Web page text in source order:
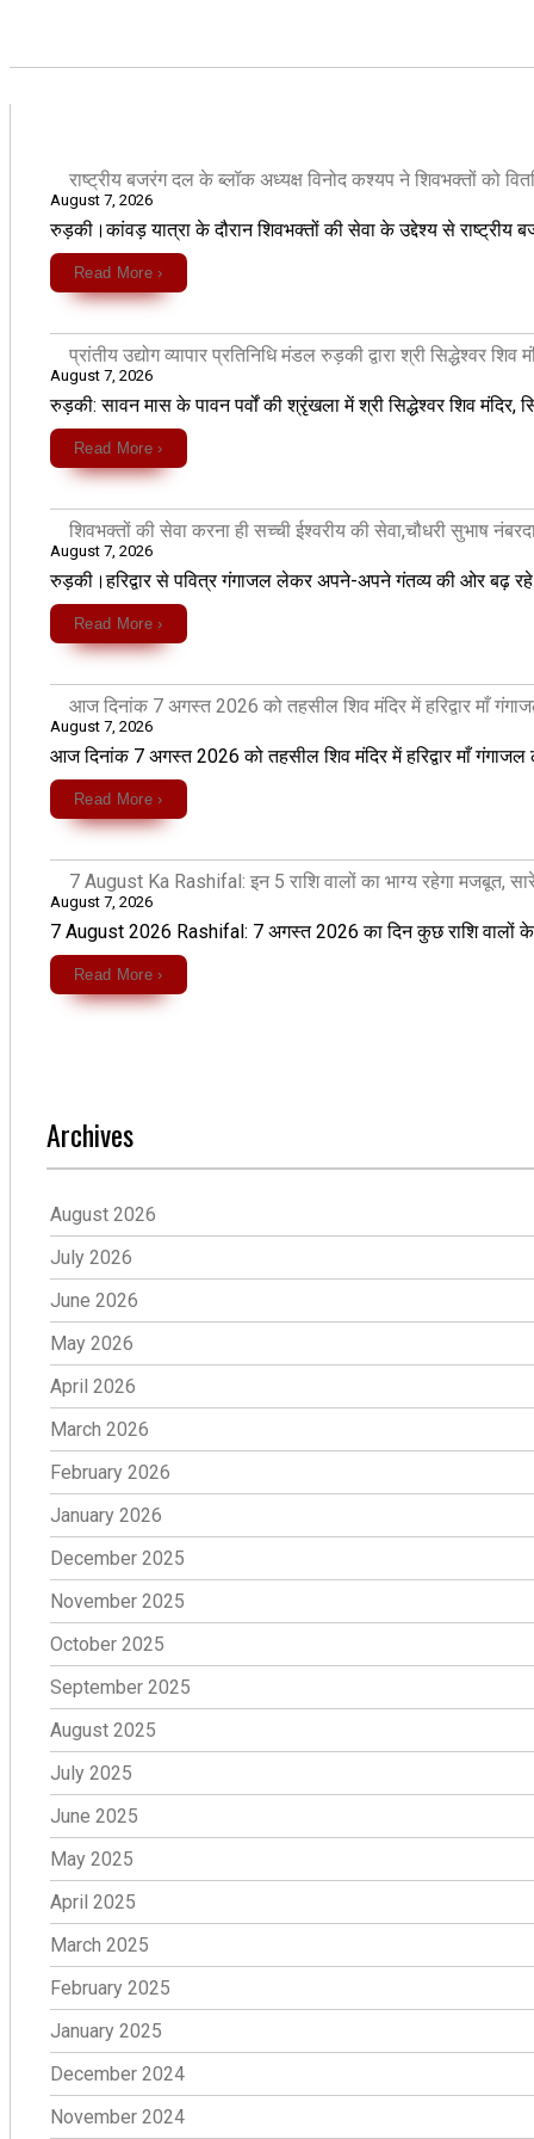
राष्ट्रीय बजरंग दल के ब्लॉक अध्यक्ष विनोद कश्यप ने शिवभक्तों को
August 7, 2026
रुड़की।कांवड़ यात्रा के दौरान शिवभक्तों की सेवा के उद्देश्य से
Read More ›
प्रांतीय उद्योग व्यापार प्रतिनिधि मंडल रुड़की द्वारा श्री सिद्धेश्वर
August 7, 2026
​रुड़की: सावन मास के पावन पर्वों की श्रृंखला में श्री सिद्धेश्वर शिव मंदिर,
Read More ›
शिवभक्तों की सेवा करना ही सच्ची ईश्वरीय की सेवा,चौधरी सुभाष
August 7, 2026
रुड़की।हरिद्वार से पवित्र गंगाजल लेकर अपने-अपने गंतव्य की ओर बढ़ रहे
Read More ›
आज दिनांक 7 अगस्त 2026 को तहसील शिव मंदिर में हरिद्वार माँ
August 7, 2026
आज दिनांक 7 अगस्त 2026 को तहसील शिव मंदिर में हरिद्वार माँ
Read More ›
7 August Ka Rashifal: इन 5 राशि वालों का भाग्य रहेगा मजबूत,
August 7, 2026
7 August 2026 Rashifal: 7 अगस्त 2026 का दिन कुछ राशि वालों के
Read More ›
Archives
August 2026
July 2026
June 2026
May 2026
April 2026
March 2026
February 2026
January 2026
December 2025
November 2025
October 2025
September 2025
August 2025
July 2025
June 2025
May 2025
April 2025
March 2025
February 2025
January 2025
December 2024
November 2024